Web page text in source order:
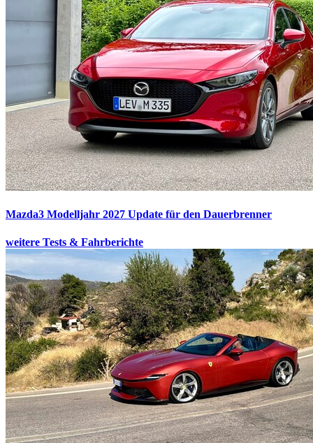
Mazda3 Modelljahr 2027 Update für den Dauerbrenner
weitere Tests & Fahrberichte